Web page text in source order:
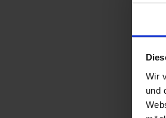
Wir
und